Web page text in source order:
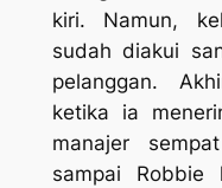
kiri. Namun,
sudah diakui
pelanggan.
ketika ia
manajer
sampai Robbie